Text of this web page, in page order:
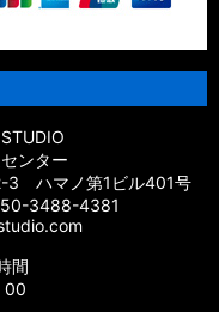
ンター
3 ハマノ第1ビル401号
3488-4381
間
00